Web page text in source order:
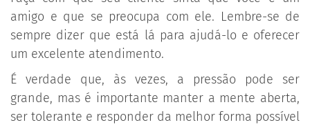
amigo e que se preocupa com ele. Lembre-se de
sempre dizer que está lá para ajudá-lo e oferecer
um excelente atendimento.
É verdade que, às vezes, a pressão pode ser
grande, mas é importante manter a mente aberta,
ser tolerante e responder da melhor forma possível